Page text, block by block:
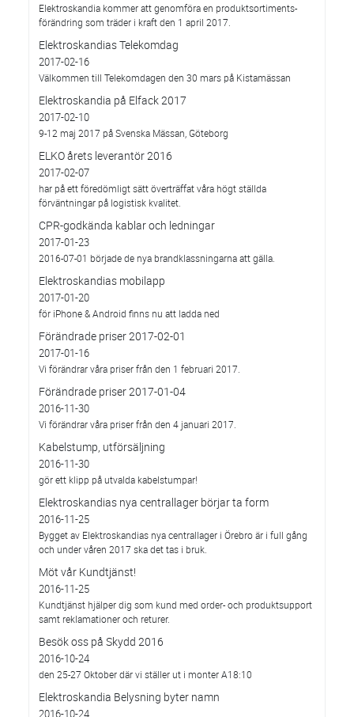
Elektroskandia kommer att genomföra en produktsortiments-
förändring som träder i kraft den 1 april 2017.
Elektroskandias Telekomdag
2017-02-16
Välkommen till Telekomdagen den 30 mars på Kistamässan
Elektroskandia på Elfack 2017
2017-02-10
9-12 maj 2017 på Svenska Mässan, Göteborg
ELKO årets leverantör 2016
2017-02-07
har på ett föredömligt sätt överträffat våra högt ställda
förväntningar på logistisk kvalitet.
CPR-godkända kablar och ledningar
2017-01-23
2016-07-01 började de nya brandklassningarna att gälla.
Elektroskandias mobilapp
2017-01-20
för iPhone & Android finns nu att ladda ned
Förändrade priser 2017-02-01
2017-01-16
Vi förändrar våra priser från den 1 februari 2017.
Förändrade priser 2017-01-04
2016-11-30
Vi förändrar våra priser från den 4 januari 2017.
Kabelstump, utförsäljning
2016-11-30
gör ett klipp på utvalda kabelstumpar!
Elektroskandias nya centrallager börjar ta form
2016-11-25
Bygget av Elektroskandias nya centrallager i Örebro är i full gång
och under våren 2017 ska det tas i bruk.
Möt vår Kundtjänst!
2016-11-25
Kundtjänst hjälper dig som kund med order- och produktsupport
samt reklamationer och returer.
Besök oss på Skydd 2016
2016-10-24
den 25-27 Oktober där vi ställer ut i monter A18:10
Elektroskandia Belysning byter namn
2016-10-24